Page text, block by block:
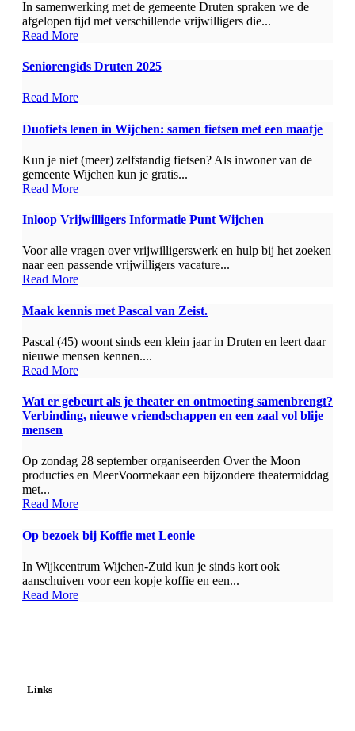
In samenwerking met de gemeente Druten spraken we de
afgelopen tijd met verschillende vrijwilligers die...
Read More
Seniorengids Druten 2025
Read More
Duofiets lenen in Wijchen: samen fietsen met een maatje
Kun je niet (meer) zelfstandig fietsen? Als inwoner van de
gemeente Wijchen kun je gratis...
Read More
Inloop Vrijwilligers Informatie Punt Wijchen
Voor alle vragen over vrijwilligerswerk en hulp bij het zoeken
naar een passende vrijwilligers vacature...
Read More
Maak kennis met Pascal van Zeist.
Pascal (45) woont sinds een klein jaar in Druten en leert daar
nieuwe mensen kennen....
Read More
Wat er gebeurt als je theater en ontmoeting samenbrengt?
Verbinding, nieuwe vriendschappen en een zaal vol blije
mensen
Op zondag 28 september organiseerden Over the Moon
producties en MeerVoormekaar een bijzondere theatermiddag
met...
Read More
Op bezoek bij Koffie met Leonie
In Wijkcentrum Wijchen-Zuid kun je sinds kort ook
aanschuiven voor een kopje koffie en een...
Read More
Links